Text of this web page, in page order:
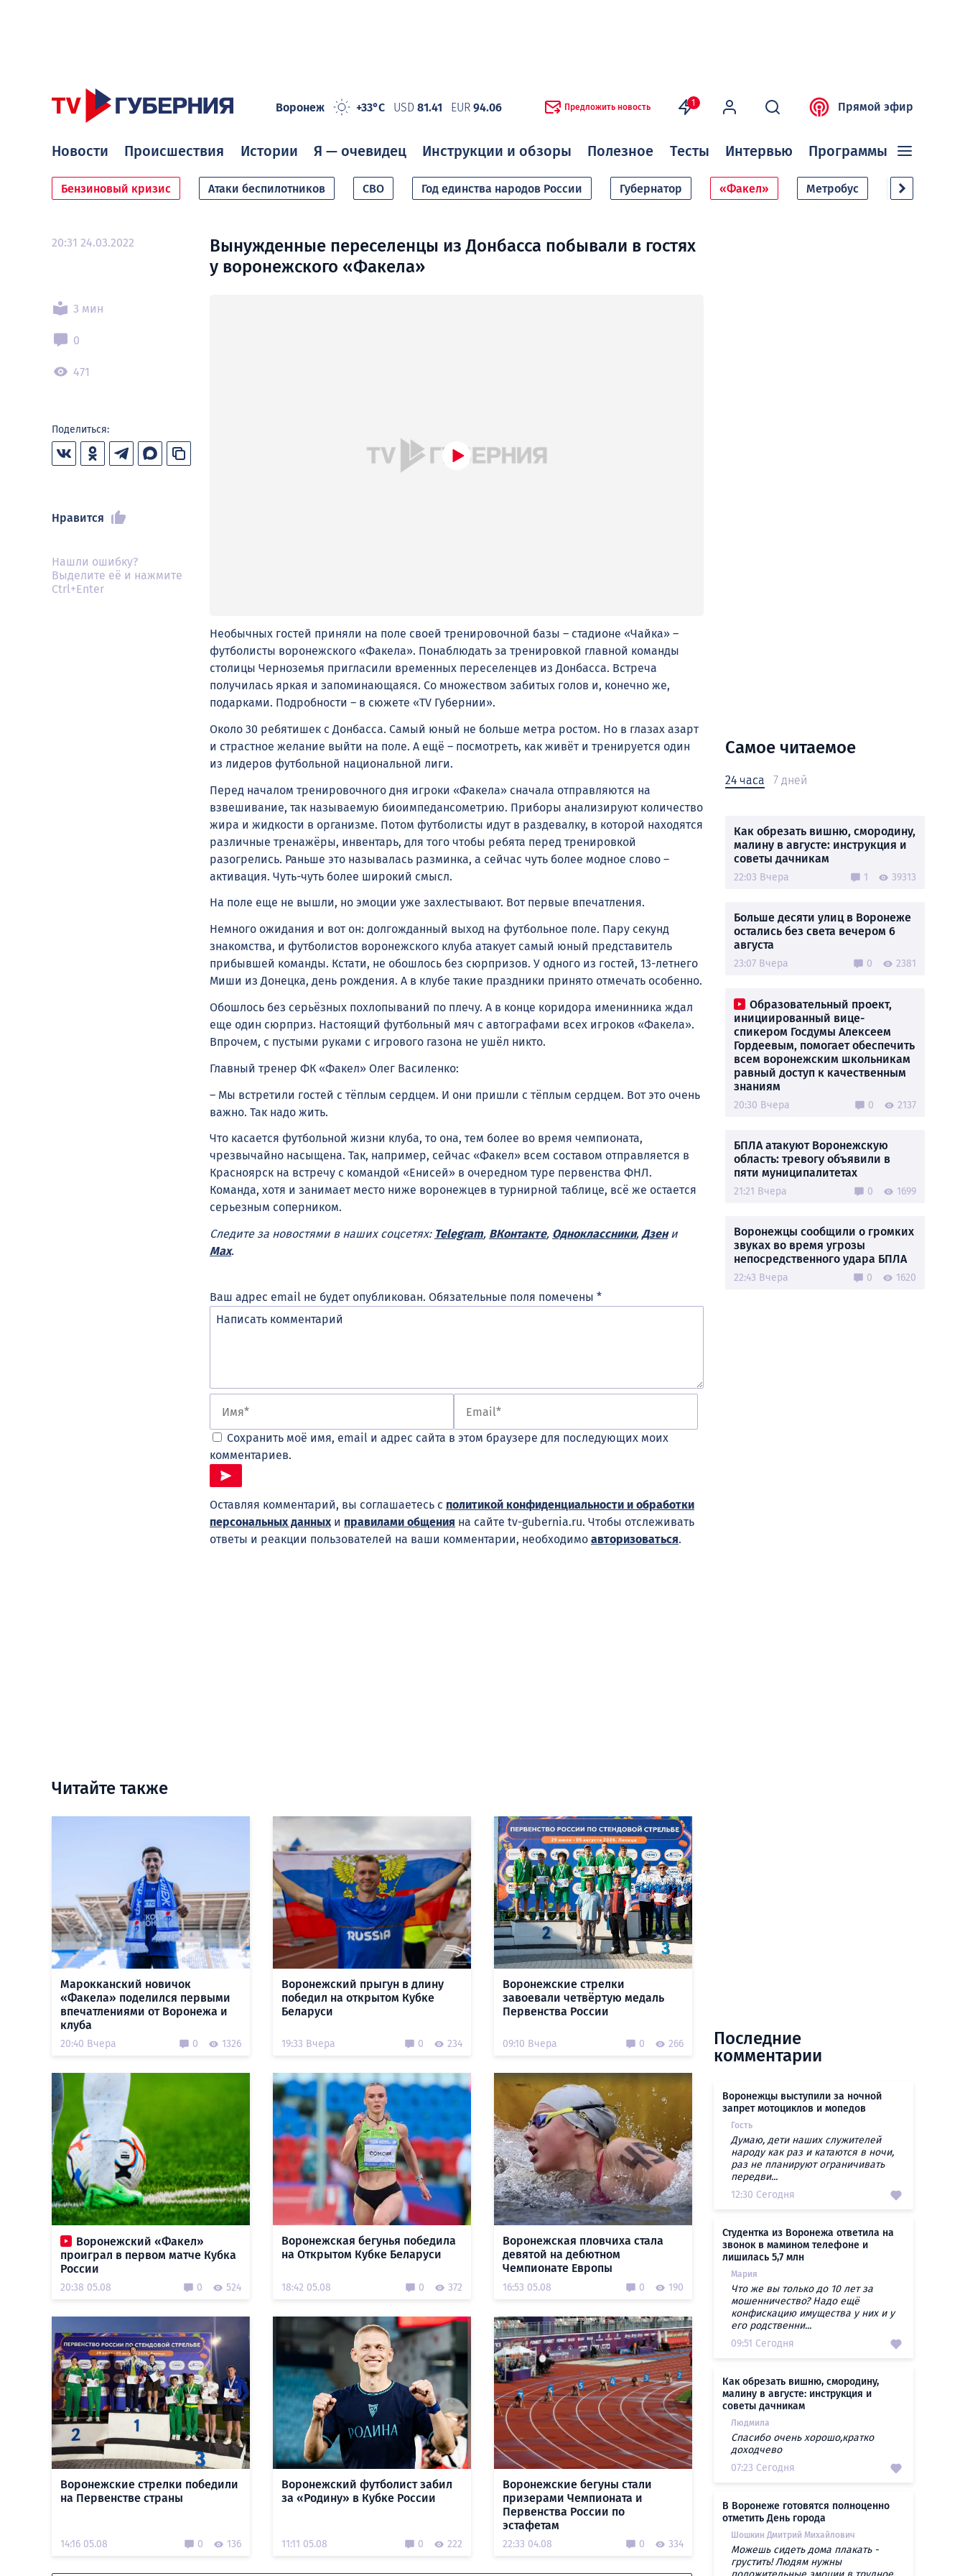
Воронеж +33°C USD 81.41 EUR 94.06 Предложить новость 1 Прямой эфир
Новости Происшествия Истории Я — очевидец Инструкции и обзоры Полезное Тесты Интервью Программы
Бензиновый кризис Атаки беспилотников СВО Год единства народов России Губернатор «Факел» Метробус Дачный
20:31 24.03.2022
3 мин
0
471
Поделиться:
Нравится
Нашли ошибку?
Выделите её и нажмите
Ctrl+Enter
Вынужденные переселенцы из Донбасса побывали в гостях
у воронежского «Факела»
Необычных гостей приняли на поле своей тренировочной базы – стадионе «Чайка» –
футболисты воронежского «Факела». Понаблюдать за тренировкой главной команды
столицы Черноземья пригласили временных переселенцев из Донбасса. Встреча
получилась яркая и запоминающаяся. Со множеством забитых голов и, конечно же,
подарками. Подробности – в сюжете «TV Губернии».
Около 30 ребятишек с Донбасса. Самый юный не больше метра ростом. Но в глазах азарт
и страстное желание выйти на поле. А ещё – посмотреть, как живёт и тренируется один
из лидеров футбольной национальной лиги.
Перед началом тренировочного дня игроки «Факела» сначала отправляются на
взвешивание, так называемую биоимпедансометрию. Приборы анализируют количество
жира и жидкости в организме. Потом футболисты идут в раздевалку, в которой находятся
различные тренажёры, инвентарь, для того чтобы ребята перед тренировкой
разогрелись. Раньше это называлась разминка, а сейчас чуть более модное слово –
активация. Чуть-чуть более широкий смысл.
На поле еще не вышли, но эмоции уже захлестывают. Вот первые впечатления.
Немного ожидания и вот он: долгожданный выход на футбольное поле. Пару секунд
знакомства, и футболистов воронежского клуба атакует самый юный представитель
прибывшей команды. Кстати, не обошлось без сюрпризов. У одного из гостей, 13-летнего
Миши из Донецка, день рождения. А в клубе такие праздники принято отмечать особенно.
Обошлось без серьёзных похлопываний по плечу. А в конце коридора именинника ждал
еще один сюрприз. Настоящий футбольный мяч с автографами всех игроков «Факела».
Впрочем, с пустыми руками с игрового газона не ушёл никто.
Главный тренер ФК «Факел» Олег Василенко:
– Мы встретили гостей с тёплым сердцем. И они пришли с тёплым сердцем. Вот это очень
важно. Так надо жить.
Что касается футбольной жизни клуба, то она, тем более во время чемпионата,
чрезвычайно насыщена. Так, например, сейчас «Факел» всем составом отправляется в
Красноярск на встречу с командой «Енисей» в очередном туре первенства ФНЛ.
Команда, хотя и занимает место ниже воронежцев в турнирной таблице, всё же остается
серьезным соперником.
Следите за новостями в наших соцсетях: Telegram, ВКонтакте, Одноклассники, Дзени
Max.
Ваш адрес email не будет опубликован. Обязательные поля помечены *
Сохранить моё имя, email и адрес сайта в этом браузере для последующих моих
комментариев.
Оставляя комментарий, вы соглашаетесь с политикой конфиденциальности и обработки
персональных данныхи правилами общения на сайте tv-gubernia.ru. Чтобы отслеживать
ответы и реакции пользователей на ваши комментарии, необходимо авторизоваться.
Самое читаемое
24 часа 7 дней
Как обрезать вишню, смородину,
малину в августе: инструкция и
советы дачникам
22:03 Вчера 1 39313
Больше десяти улиц в Воронеже
остались без света вечером 6
августа
23:07 Вчера 0 2381
Образовательный проект,
инициированный вице-
спикером Госдумы Алексеем
Гордеевым, помогает обеспечить
всем воронежским школьникам
равный доступ к качественным
знаниям
20:30 Вчера 0 2137
БПЛА атакуют Воронежскую
область: тревогу объявили в
пяти муниципалитетах
21:21 Вчера 0 1699
Воронежцы сообщили о громких
звуках во время угрозы
непосредственного удара БПЛА
22:43 Вчера 0 1620
Читайте также
Марокканский новичок
«Факела» поделился первыми
впечатлениями от Воронежа и
клуба
20:40 Вчера 0 1326
Воронежский прыгун в длину
победил на открытом Кубке
Беларуси
19:33 Вчера 0 234
Воронежские стрелки
завоевали четвёртую медаль
Первенства России
09:10 Вчера 0 266
Воронежский «Факел»
проиграл в первом матче Кубка
России
20:38 05.08 0 524
Воронежская бегунья победила
на Открытом Кубке Беларуси
18:42 05.08 0 372
Воронежская пловчиха стала
девятой на дебютном
Чемпионате Европы
16:53 05.08 0 190
Воронежские стрелки победили
на Первенстве страны
14:16 05.08 0 136
Воронежский футболист забил
за «Родину» в Кубке России
11:11 05.08 0 222
Воронежские бегуны стали
призерами Чемпионата и
Первенства России по
эстафетам
22:33 04.08 0 334
Последние
комментарии
Воронежцы выступили за ночной
запрет мотоциклов и мопедов
Гость
Думаю, дети наших служителей
народу как раз и катаются в ночи,
раз не планируют ограничивать
передви...
12:30 Сегодня
Студентка из Воронежа ответила на
звонок в мамином телефоне и
лишилась 5,7 млн
Мария
Что же вы только до 10 лет за
мошенничество? Надо ещё
конфискацию имущества у них и у
его родственни...
09:51 Сегодня
Как обрезать вишню, смородину,
малину в августе: инструкция и
советы дачникам
Людмила
Спасибо очень хорошо,кратко
доходчево
07:23 Сегодня
В Воронеже готовятся полноценно
отметить День города
Шошкин Дмитрий Михайлович
Можешь сидеть дома плакать -
грустить! Людям нужны